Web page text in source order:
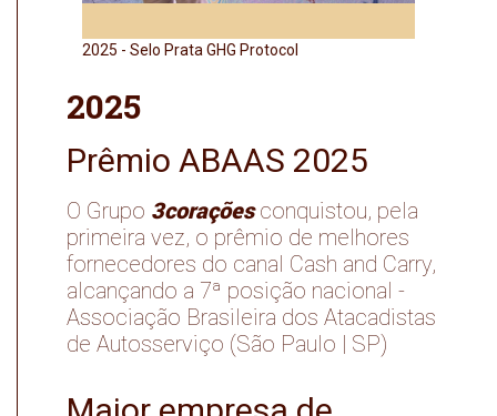
2025 - Prêmio We Love GRT
2025
Prêmio ABAAS 2025
O Grupo 3coraçõesconquistou, pela
primeira vez, o prêmio de melhores
fornecedores do canal Cash and Carry,
alcançando a 7ª posição nacional -
Associação Brasileira dos Atacadistas
de Autosserviço (São Paulo | SP)